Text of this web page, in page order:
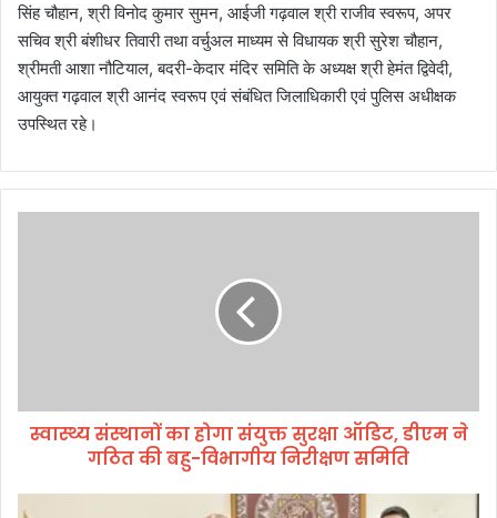
सिंह चौहान, श्री विनोद कुमार सुमन, आईजी गढ़वाल श्री राजीव स्वरूप, अपर
सचिव श्री बंशीधर तिवारी तथा वर्चुअल माध्यम से विधायक श्री सुरेश चौहान,
श्रीमती आशा नौटियाल, बदरी-केदार मंदिर समिति के अध्यक्ष श्री हेमंत द्विवेदी,
आयुक्त गढ़वाल श्री आनंद स्वरूप एवं संबंधित जिलाधिकारी एवं पुलिस अधीक्षक
उपस्थित रहे।
सं
स्वास्थ्य संस्थानों का होगा संयुक्त सुरक्षा ऑडिट, डीएम ने
गठित की बहु-विभागीय निरीक्षण समिति